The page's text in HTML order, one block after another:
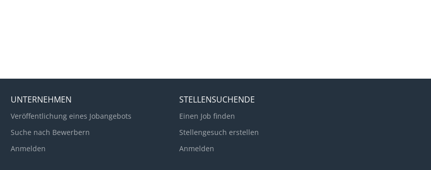
UNTERNEHMEN
Veröffentlichung eines Jobangebots
Suche nach Bewerbern
Anmelden
STELLENSUCHENDE
Einen Job finden
Stellengesuch erstellen
Anmelden